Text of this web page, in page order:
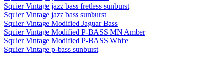
Squier Vintage jazz bass fretless sunburst
Squier Vintage jazz bass sunburst
Squier Vintage Modified Jaguar Bass
Squier Vintage Modified P-BASS MN Amber
Squier Vintage Modified P-BASS White
Squier Vintage p-bass sunburst